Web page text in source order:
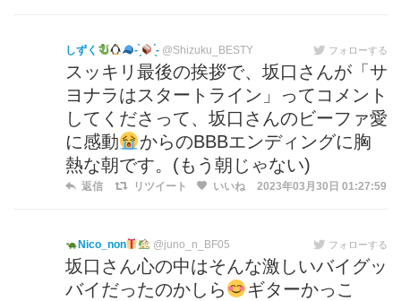
しずく - ̗̀ ̖́- @Shizuku_BESTY フォローする
スッキリ最後の挨拶で、坂口さんが「サ
ヨナラはスタートライン」ってコメント
してくださって、坂口さんのビーファ愛
に感動
からのBBBエンディングに胸
熱な朝です。(もう朝じゃない)
返信 リツイート いいね 2023年03月30日 01:27:59
Nico_non @juno_n_BF05 フォローする
坂口さん心の中はそんな激しいバイグッ
バイだったのかしら
ギターかっこ